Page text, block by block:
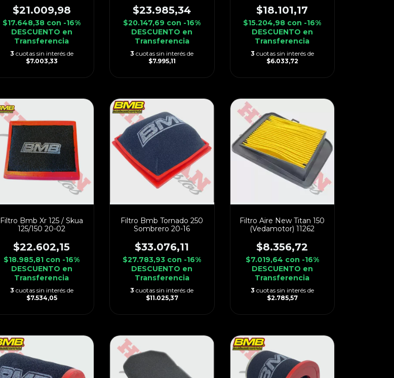
$21.009,98
$17.648,38 con -16%
DESCUENTO en
Transferencia
3 cuotas sin interés de
$7.003,33
$23.985,34
$20.147,69 con -16%
DESCUENTO en
Transferencia
3 cuotas sin interés de
$7.995,11
$18.101,17
$15.204,98 con -16%
DESCUENTO en
Transferencia
3 cuotas sin interés de
$6.033,72
Filtro Bmb Xr 125 / Skua
125/150 20-02
$22.602,15
$18.985,81 con -16%
DESCUENTO en
Transferencia
3 cuotas sin interés de
$7.534,05
Filtro Bmb Tornado 250
Sombrero 20-16
$33.076,11
$27.783,93 con -16%
DESCUENTO en
Transferencia
3 cuotas sin interés de
$11.025,37
Filtro Aire New Titan 150
(Vedamotor) 11262
$8.356,72
$7.019,64 con -16%
DESCUENTO en
Transferencia
3 cuotas sin interés de
$2.785,57